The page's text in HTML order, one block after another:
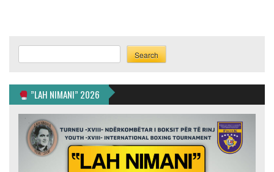
Search
”LAH NIMANI” 2026